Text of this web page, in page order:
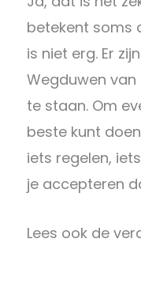
betekent soms
is niet erg. Er
Wegduwen
te staan. Om
beste kunt
iets regelen,
je accepteren
Lees ook de